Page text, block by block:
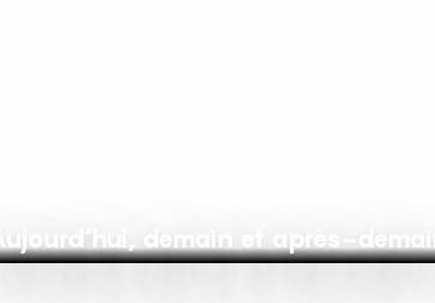
Aujourd’hui, demain et après-demain